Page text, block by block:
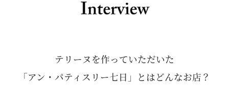
テリーヌを作っていただいた
「アン・パティスリー七日」とはどんなお店？